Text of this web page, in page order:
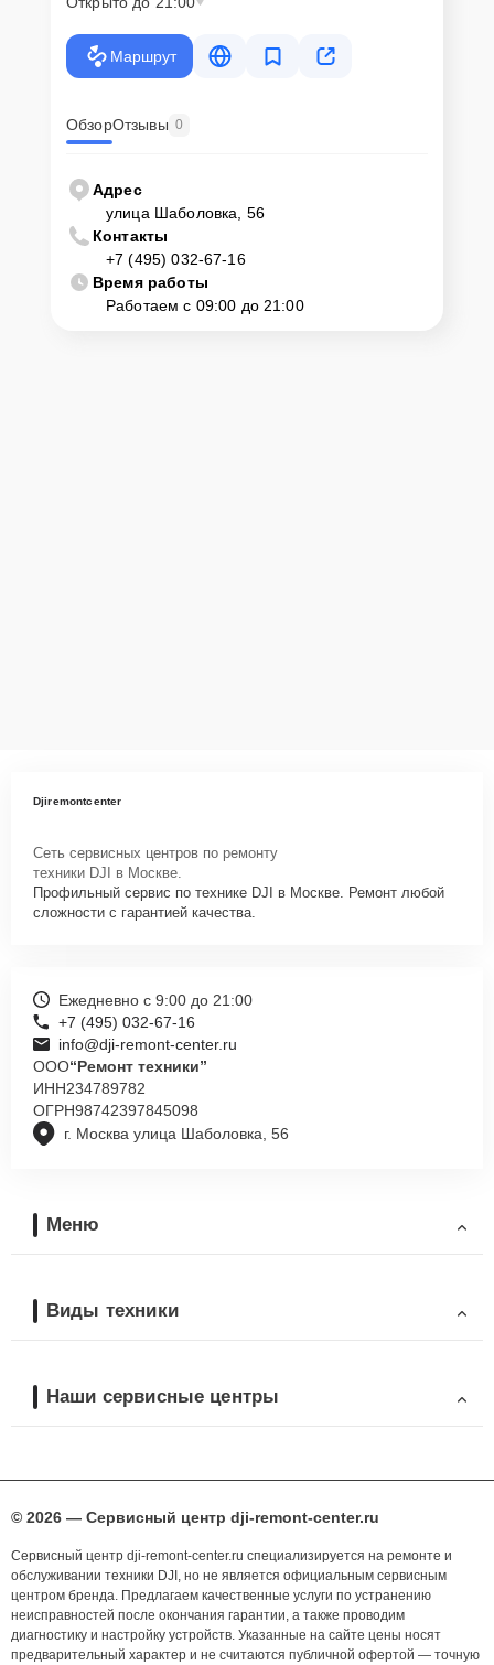
Маршрут
ОбзорОтзывы 0
Адрес
улица Шаболовка, 56
Контакты
+7 (495) 032-67-16
Время работы
Работаем с 09:00 до 21:00
Djiremontcenter
Сеть сервисных центров по ремонту
техники DJI в Москве.
Профильный сервис по технике DJI в Москве. Ремонт любой
сложности с гарантией качества.
г. Москва улица Шаболовка, 56
Ежедневно с 9:00 до 21:00
+7 (495) 032-67-16
info@dji-remont-center.ru
ООО“Ремонт техники”
ИНН234789782
ОГРН98742397845098
Меню
Виды техники
Наши сервисные центры
© 2026 — Сервисный центр dji-remont-center.ru
Сервисный центр dji-remont-center.ru специализируется на ремонте и
обслуживании техники DJI, но не является официальным сервисным
центром бренда. Предлагаем качественные услуги по устранению
неисправностей после окончания гарантии, а также проводим
диагностику и настройку устройств. Указанные на сайте цены носят
предварительный характер и не считаются публичной офертой — точную